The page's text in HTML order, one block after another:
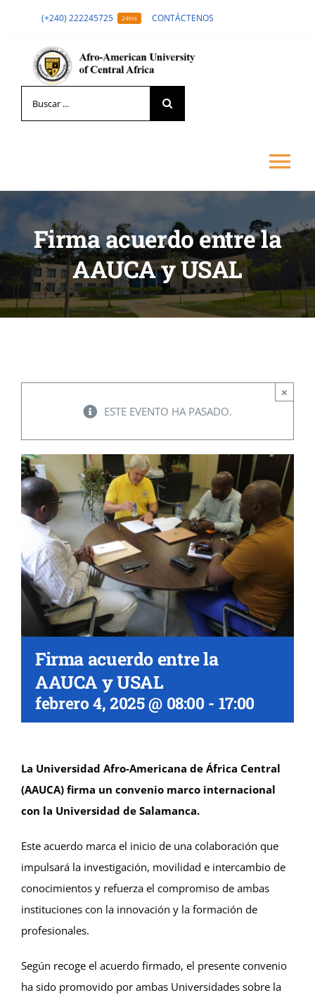
content
(+240) 222245725 24hrs CONTÁCTENOS
for:
LA UNIVERSIDAD
FORMACIÓN
ADMISIÓN
CONVENIOS AAUCA
DOCUMENTOS
CONTÁCTENOS
ACCESOS DIRECTOS
Firma acuerdo entre la
AAUCA y USAL
ESTE EVENTO HA PASADO.
×
Firma acuerdo entre la
AAUCA y USAL
febrero 4, 2025 @ 08:00 - 17:00
La Universidad Afro-Americana de África Central
(AAUCA) firma un convenio marco internacional
con la Universidad de Salamanca.
Este acuerdo marca el inicio de una colaboración que
impulsará la investigación, movilidad e intercambio de
conocimientos y refuerza el compromiso de ambas
instituciones con la innovación y la formación de
profesionales.
Según recoge el acuerdo firmado, el presente convenio
ha sido promovido por ambas Universidades sobre la